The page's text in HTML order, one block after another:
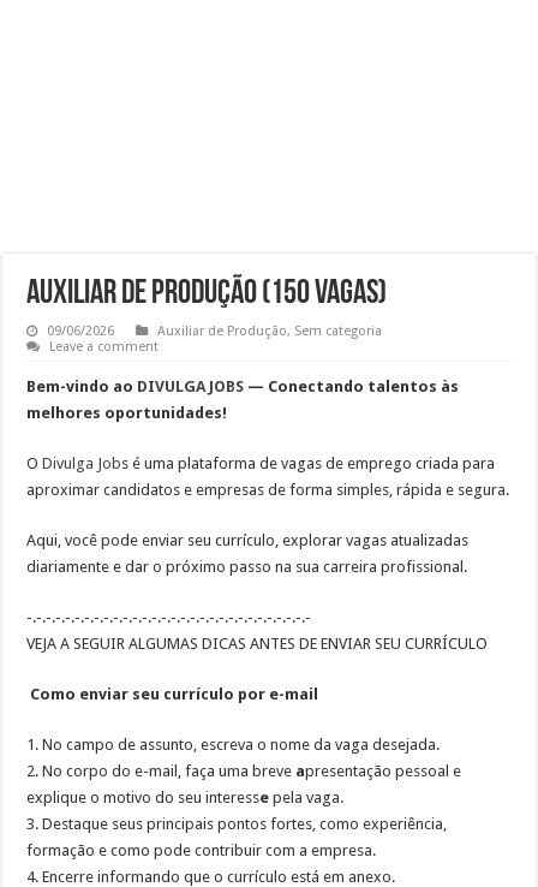
Auxiliar de Produção (150 vagas)
09/06/2026 Auxiliar de Produção, Sem categoria
Leave a comment
Bem-vindo ao DIVULGA JOBS — Conectando talentos às
melhores oportunidades!
ODivulga Jobs é uma plataforma de vagas de emprego criada para
aproximar candidatos e empresas de forma simples, rápida e segura.
Aqui, você podeenviar seu currículo, explorar vagas atualizadas
diariamente edar o próximo passo na sua carreira profissional .
-.-.-.-.-.-.-.-.-.-.-.-.-.-.-.-.-.-.-.-.-.-.-.-.-.-.-.-.-.-
VEJA A SEGUIR ALGUMAS DICAS ANTES DE ENVIAR SEU CURRÍCULO
Como enviar seu currículo por e-mail
1. No campo de assunto, escreva o nome da vaga desejada.
2. No corpo do e-mail, faça uma breve apresentação pessoal e
explique o motivo do seu interesse pela vaga.
3. Destaque seusprincipais pontos fortes, como experiência,
formação e como pode contribuir com a empresa.
4. Encerre informando que ocurrículo está em anexo.